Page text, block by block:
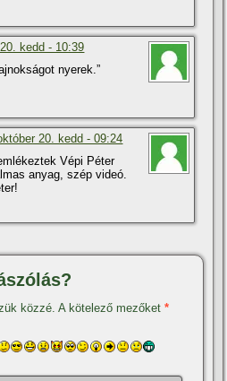
kedd - 10:39
nyerek.”
20. kedd - 09:24
Vépi Péter
anyag, szép videó.
közzé. A kötelező mezőket*